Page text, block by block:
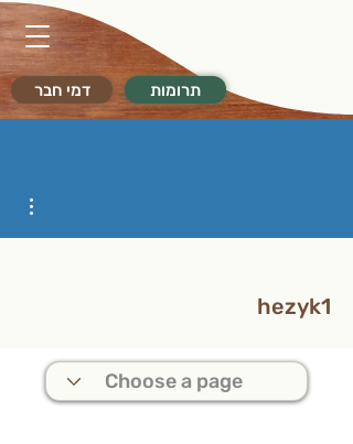
דמי חבר תרומות
hezyk1